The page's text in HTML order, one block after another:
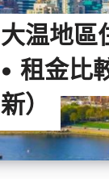
大温地區
• 租金比
新）